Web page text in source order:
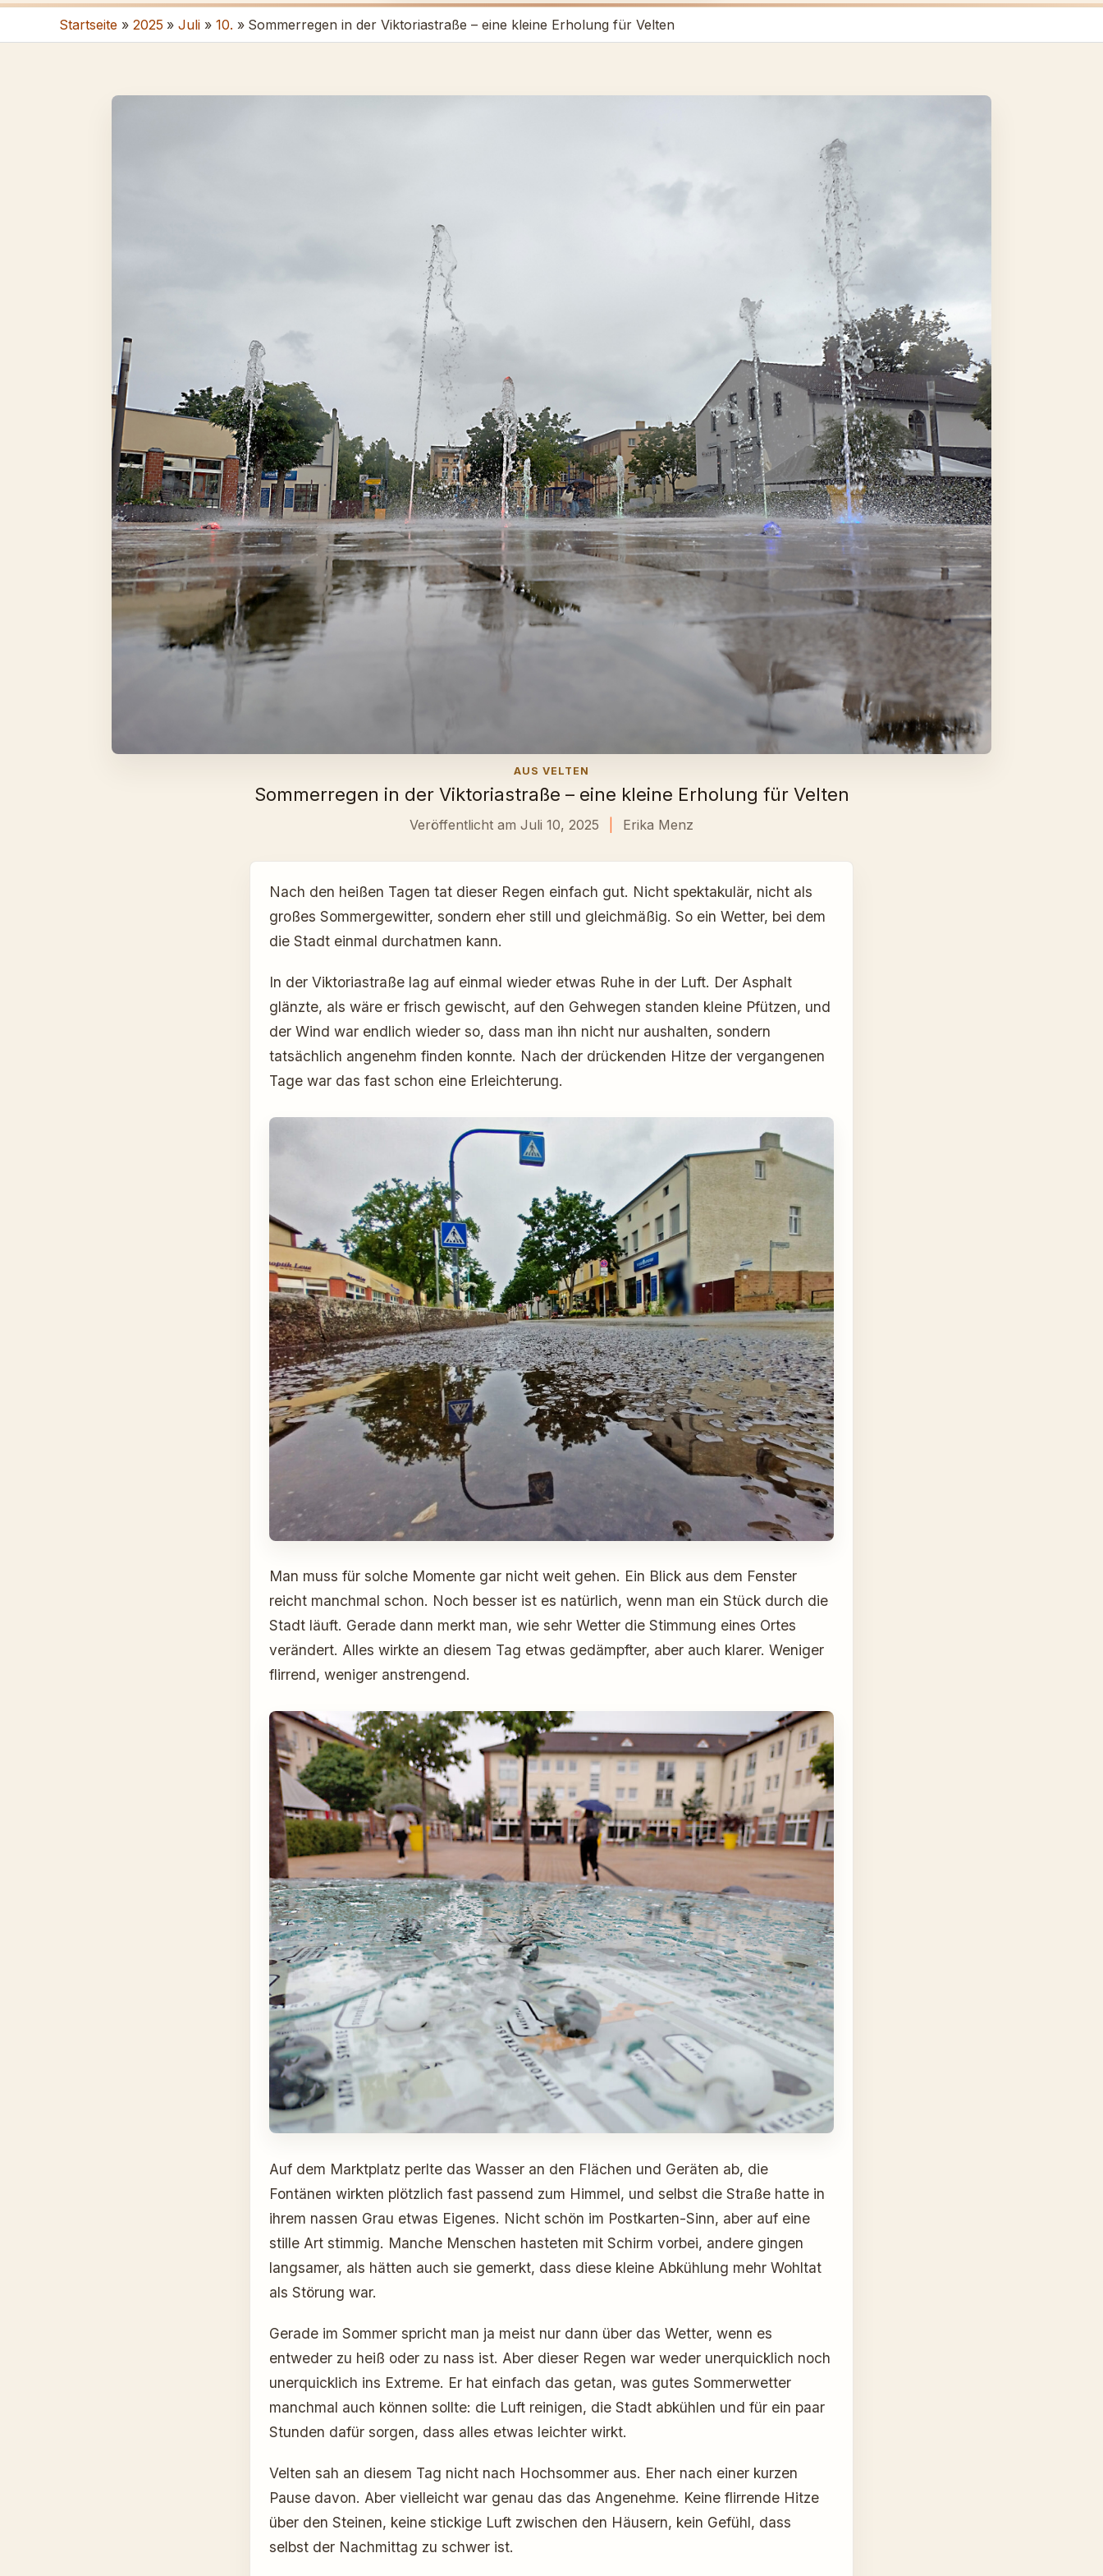
Startseite 2025 Juli 10. Sommerregen in der Viktoriastraße – eine kleine Erholung für Velten
AUS VELTEN
Sommerregen in der Viktoriastraße – eine kleine Erholung für Velten
Veröffentlicht am Juli 10, 2025 Erika Menz
Nach den heißen Tagen tat dieser Regen einfach gut. Nicht spektakulär, nicht als
großes Sommergewitter, sondern eher still und gleichmäßig. So ein Wetter, bei dem
die Stadt einmal durchatmen kann.
In der Viktoriastraße lag auf einmal wieder etwas Ruhe in der Luft. Der Asphalt
glänzte, als wäre er frisch gewischt, auf den Gehwegen standen kleine Pfützen, und
der Wind war endlich wieder so, dass man ihn nicht nur aushalten, sondern
tatsächlich angenehm finden konnte. Nach der drückenden Hitze der vergangenen
Tage war das fast schon eine Erleichterung.
Man muss für solche Momente gar nicht weit gehen. Ein Blick aus dem Fenster
reicht manchmal schon. Noch besser ist es natürlich, wenn man ein Stück durch die
Stadt läuft. Gerade dann merkt man, wie sehr Wetter die Stimmung eines Ortes
verändert. Alles wirkte an diesem Tag etwas gedämpfter, aber auch klarer. Weniger
flirrend, weniger anstrengend.
Auf dem Marktplatz perlte das Wasser an den Flächen und Geräten ab, die
Fontänen wirkten plötzlich fast passend zum Himmel, und selbst die Straße hatte in
ihrem nassen Grau etwas Eigenes. Nicht schön im Postkarten-Sinn, aber auf eine
stille Art stimmig. Manche Menschen hasteten mit Schirm vorbei, andere gingen
langsamer, als hätten auch sie gemerkt, dass diese kleine Abkühlung mehr Wohltat
als Störung war.
Gerade im Sommer spricht man ja meist nur dann über das Wetter, wenn es
entweder zu heiß oder zu nass ist. Aber dieser Regen war weder unerquicklich noch
unerquicklich ins Extreme. Er hat einfach das getan, was gutes Sommerwetter
manchmal auch können sollte: die Luft reinigen, die Stadt abkühlen und für ein paar
Stunden dafür sorgen, dass alles etwas leichter wirkt.
Velten sah an diesem Tag nicht nach Hochsommer aus. Eher nach einer kurzen
Pause davon. Aber vielleicht war genau das das Angenehme. Keine flirrende Hitze
über den Steinen, keine stickige Luft zwischen den Häusern, kein Gefühl, dass
selbst der Nachmittag zu schwer ist.